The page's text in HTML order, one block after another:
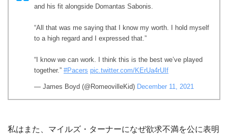
and his fit alongside Domantas Sabonis.
“All that was me saying that I know my worth. I hold myself
to a high regard and I expressed that.”
“I know we can work. I think this is the best we’ve played
together.” #Pacers pic.twitter.com/KErUa4rUIf
— James Boyd (@RomeovilleKid) December 11, 2021
私はまた、マイルズ・ターナーになぜ欲求不満を公に表明